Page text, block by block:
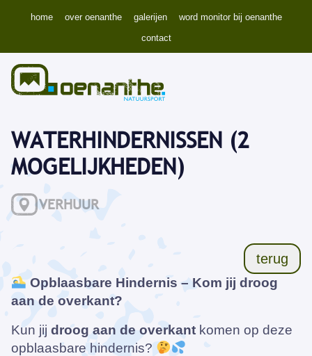
home over oenanthe galerijen
word monitor bij oenanthe
contact
WATERHINDERNISSEN (2
MOGELIJKHEDEN)
VERHUUR
terug
Opblaasbare Hindernis – Kom jij droog
aan de overkant?
Kun jij droog aan de overkant komen op deze
opblaasbare hindernis?